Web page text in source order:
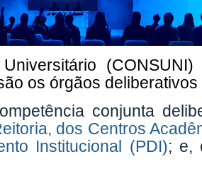
os órgãos
conjunta
dos Centros
Institucional (PDI); e,